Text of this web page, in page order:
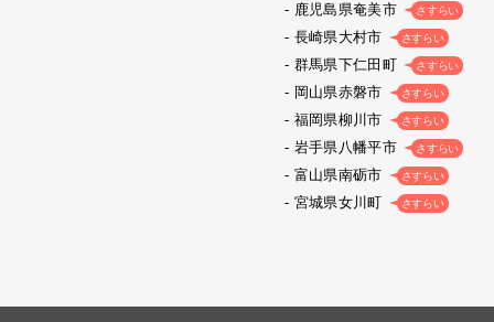
鹿児島県奄美市 さすらい
長崎県大村市 さすらい
群馬県下仁田町 さすらい
岡山県赤磐市 さすらい
福岡県柳川市 さすらい
岩手県八幡平市 さすらい
富山県南砺市 さすらい
宮城県女川町 さすらい